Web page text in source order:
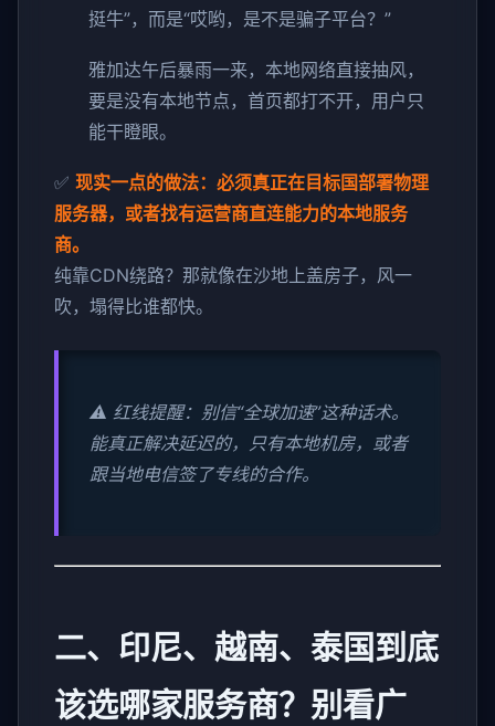
挺牛”，而是“哎哟，是不是骗子平台？”
雅加达午后暴雨一来，本地网络直接抽风，
要是没有本地节点，首页都打不开，用户只
能干瞪眼。
✅ 现实一点的做法：必须真正在目标国部署物理
服务器，或者找有运营商直连能力的本地服务
商。
纯靠CDN绕路？那就像在沙地上盖房子，风一
吹，塌得比谁都快。
⚠️ 红线提醒：别信“全球加速”这种话术。
能真正解决延迟的，只有本地机房，或者
跟当地电信签了专线的合作。
二、印尼、越南、泰国到底
该选哪家服务商？别看广